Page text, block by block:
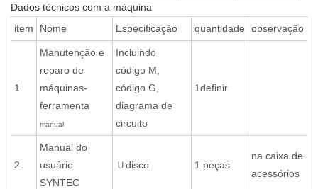
Dados técnicos com a máquina
item
Nome Especificação quantidade observação
1
Manutenção e
reparo de
máquinas-
ferramenta
manual
Incluindo
código M,
código G,
diagrama de
circuito
1definir
2
Manual do
usuário
SYNTEC
Ｕdisco 1 peças
na caixa de
acessórios